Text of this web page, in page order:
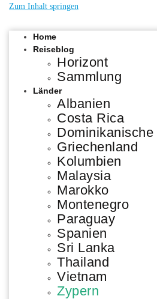
Zum Inhalt springen
Home
Reiseblog
Horizont
Sammlung
Länder
Albanien
Costa Rica
Griechenland
Kolumbien
Malaysia
Marokko
Montenegro
Paraguay
Spanien
Sri Lanka
Thailand
Vietnam
Zypern